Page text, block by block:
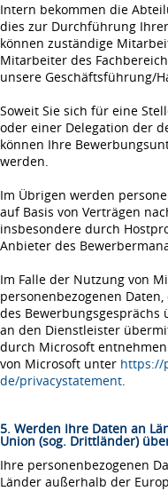
Intern bekommen die
dies zur Durchführung
können zuständige
Mitarbeiter des
unsere Geschäftsführung/
Soweit Sie sich für eine
oder einer Delegation der
können Ihre
werden.
Im Übrigen werden
auf Basis von Verträgen
insbesondere durch
Anbieter des
Im Falle der Nutzung von
personenbezogenen
des Bewerbungsgesprächs
an den Dienstleister
durch Microsoft
von Microsoft unter https://
de/privacystatement.
5. Werden Ihre Daten an
Union (sog. Drittländer)
Ihre personenbezogenen
Länder außerhalb der